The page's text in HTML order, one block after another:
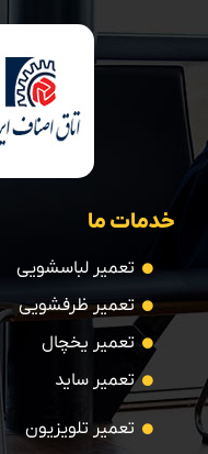
خدمات ما
تعمیر لباسشویی
تعمیر ظرفشویی
تعمیر یخچال
تعمیر ساید
تعمیر تلویزیون